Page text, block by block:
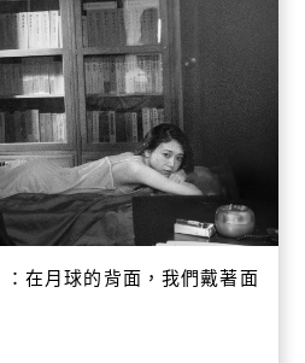
：在月球的背面，我們戴著面